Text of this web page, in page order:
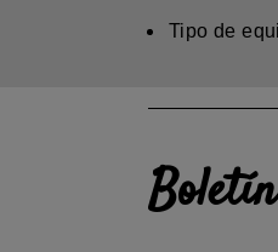
Tipo de
Boletín